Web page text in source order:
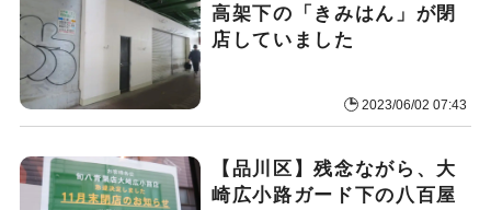
高架下の「きみはん」が閉
店していました
2023/06/02 07:43
【品川区】残念ながら、大
崎広小路ガード下の八百屋